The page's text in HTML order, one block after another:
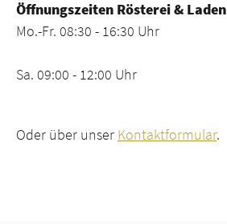
Öffnungszeiten Rösterei & Laden
Mo.-Fr. 08:30 - 16:30 Uhr
Sa. 09:00 - 12:00 Uhr
Oder über unser Kontaktformular.